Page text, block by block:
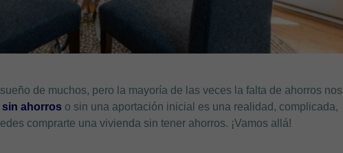
de muchos, pero la mayoría de las veces la falta de ahorros nos
ahorros o sin una aportación inicial es una realidad, complicada,
comprarte una vivienda sin tener ahorros. ¡Vamos allá!